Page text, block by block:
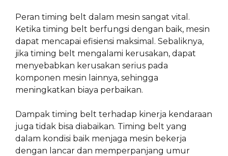
Peran timing belt dalam mesin sangat vital.
Ketika timing belt berfungsi dengan baik, mesin
dapat mencapai efisiensi maksimal. Sebaliknya,
jika timing belt mengalami kerusakan, dapat
menyebabkan kerusakan serius pada
komponen mesin lainnya, sehingga
meningkatkan biaya perbaikan.
Dampak timing belt terhadap kinerja kendaraan
juga tidak bisa diabaikan. Timing belt yang
dalam kondisi baik menjaga mesin bekerja
dengan lancar dan memperpanjang umur